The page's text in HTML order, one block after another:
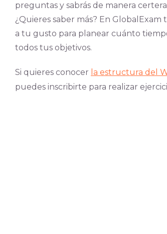
preguntas y sabrás de manera
¿Quieres saber más? En GlobalExam
a tu gusto para planear cuánto
todos tus objetivos.
Si quieres conocer la estructura del
puedes inscribirte para realizar